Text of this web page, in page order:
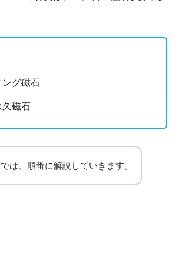
ング磁石
久磁石
は、順番に解説していきます。